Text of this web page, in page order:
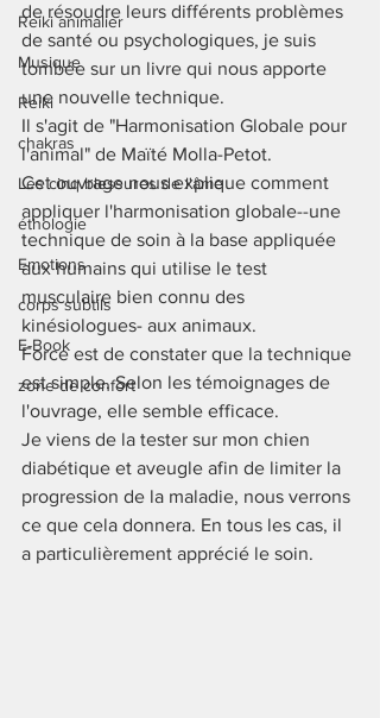
Reiki animalier
Musique
Reiki
chakras
Les cinq blessures de l'âme
éthologie
Emotions
corps subtils
E-Book
zone de confort
de résoudre leurs différents problèmes
de santé ou psychologiques, je suis
tombée sur un livre qui nous apporte
une nouvelle technique.
Il s'agit de "Harmonisation Globale pour
l'animal" de Maïté Molla-Petot.
Cet ouvrage nous explique comment
appliquer l'harmonisation globale--une
technique de soin à la base appliquée
aux humains qui utilise le test
musculaire bien connu des
kinésiologues- aux animaux.
Force est de constater que la technique
est simple. Selon les témoignages de
l'ouvrage, elle semble efficace.
Je viens de la tester sur mon chien
diabétique et aveugle afin de limiter la
progression de la maladie, nous verrons
ce que cela donnera. En tous les cas, il
a particulièrement apprécié le soin.